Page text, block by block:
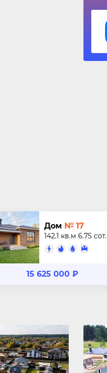
Дом № 17
142.1 кв.м 6.75 сот.
15 625 000 ₽